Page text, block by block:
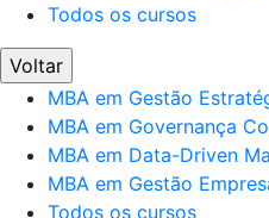
Todos os cursos
Voltar
MBA em Gestão
MBA em Governança
MBA em Data-Driven
MBA em Gestão
Todos os cursos